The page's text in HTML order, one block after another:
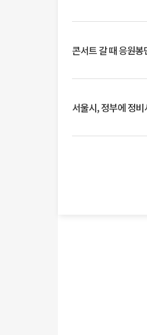
콘서트 갈 때 응원
서울시, 정부에 정